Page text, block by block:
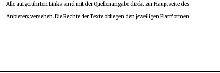
Alle aufgeführten Links sind mit der Quellenangabe direkt zur Hauptseite des
Anbieters versehen. Die Rechte der Texte obliegen den jeweiligen Plattformen.